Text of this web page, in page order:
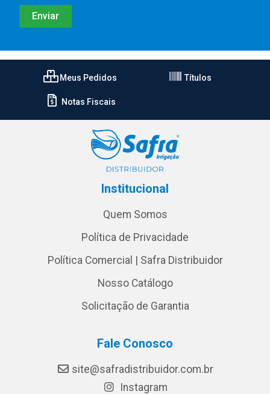
Meus Pedidos Títulos
Notas Fiscais
Institucional
Quem Somos
Política de Privacidade
Política Comercial | Safra Distribuidor
Nosso Catálogo
Solicitação de Garantia
Fale Conosco
site@safradistribuidor.com.br
Instagram